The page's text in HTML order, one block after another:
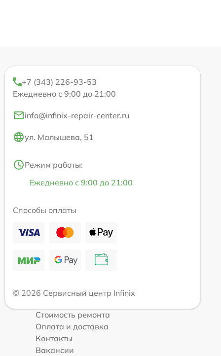
+7 (343) 226-93-53
Ежедневно с 9:00 до 21:00
info@infinix-repair-center.ru
ул. Малышева, 51
Режим работы:
Ежедневно с 9:00 до 21:00
Способы оплаты
© 2026 Сервисный центр Infinix
Стоимость ремонта
Оплата и доставка
Контакты
Вакансии